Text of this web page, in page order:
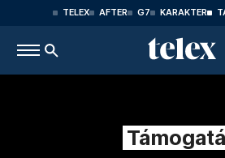
TELEX AFTER G7 KARAKTER